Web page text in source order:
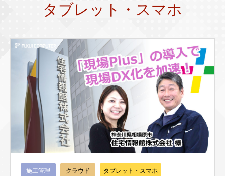
タブレット・スマホ
施工管理 クラウド タブレット・スマホ